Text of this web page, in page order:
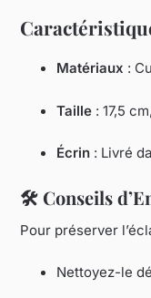
Matériaux :
Taille : 17,5
Écrin : Livré
🛠️ Conseils
Pour préserver
Nettoyez-le